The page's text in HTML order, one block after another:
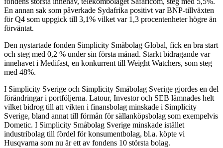
En annan sak som påverkade Sydafrika positivt var BNP-tillväxten
för Q4 som uppgick till 3,1% vilket var 1,3 procentenheter högre än
förväntat.
Den nystartade fonden Simplicity Småbolag Global, fick en bra start
och steg med 0,2 % under sin första månad. Starkt bidragande var
innehavet i Medifast, en konkurrent till Weight Watchers, som steg
med 48%.
I Simplicity Sverige och Simplicity Småbolag Sverige gjordes en del
förändringar i portföljerna. Latour, Investor och SEB lämnades helt
vilket bidrog till att vikten i finansbolag minskade i Simplicity
Sverige, bland annat till förmån för sällanköpsbolag som exempelvis
Dometic. I Simplicity Småbolag Sverige minskade istället
industribolag till fördel för konsumentbolag, bl.a. köpte vi
Husqvarna som nu är ett av fondens 10 största bolag.